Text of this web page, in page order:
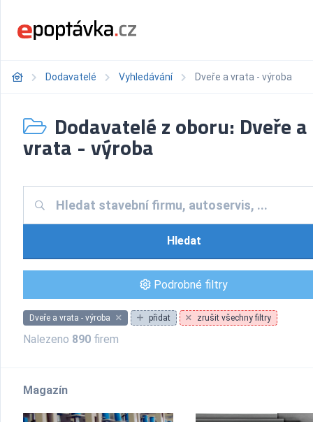
Dodavatelé Vyhledávání Dveře a vrata - výroba
Dodavatelé z oboru: Dveře a
vrata - výroba
Hledat
Podrobné filtry
Dveře a vrata - výroba přidat zrušit všechny filtry
Nalezeno 890 firem
Magazín